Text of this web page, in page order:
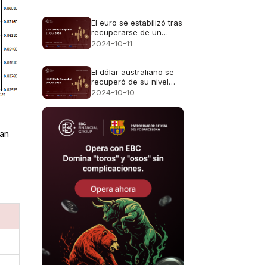
El euro se estabilizó tras
recuperarse de un
mínimo
2024-10-11
El dólar australiano se
recuperó de su nivel
más bajo
2024-10-10